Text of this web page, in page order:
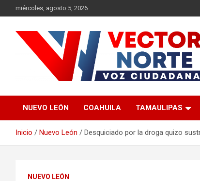
al
miércoles, agosto 5, 2026
Vector Norte
NUEVO LEÓN COAHUILA TAMAULIPAS
Inicio Nuevo León Desquiciado por la droga quizo
NUEVO LEÓN